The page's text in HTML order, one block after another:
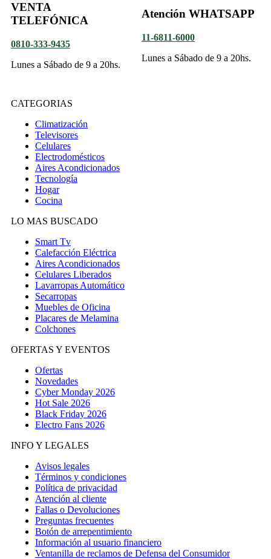
VENTA
TELEFÓNICA
0810-333-9435
Lunes a Sábado de 9 a 20hs.
Atención WHATSAPP
11-6811-6000
Lunes a Sábado de 9 a 20hs.
CATEGORIAS
Climatización
Televisores
Celulares
Electrodomésticos
Aires Acondicionados
Tecnología
Hogar
Cocina
LO MAS BUSCADO
Smart Tv
Calefacción Eléctrica
Aires Acondicionados
Celulares Liberados
Lavarropas Automático
Secarropas
Muebles de Oficina
Placares de Melamina
Colchones
OFERTAS Y EVENTOS
Ofertas
Novedades
Cyber Monday 2026
Hot Sale 2026
Black Friday 2026
Electro Fans 2026
INFO Y LEGALES
Avisos legales
Términos y condiciones
Política de privacidad
Atención al cliente
Fallas o Devoluciones
Preguntas frecuentes
Botón de arrepentimiento
Información al usuario financiero
Ventanilla de reclamos de Defensa del Consumidor